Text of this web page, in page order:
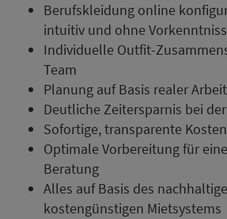
Berufskleidung online
intuitiv und ohne
Individuelle Outfit-
Team
Planung auf Basis realer
Deutliche Zeitersparnis bei
Sofortige, transparente
Optimale Vorbereitung für
Beratung
Alles auf Basis des
kostengünstigen Mietsystems